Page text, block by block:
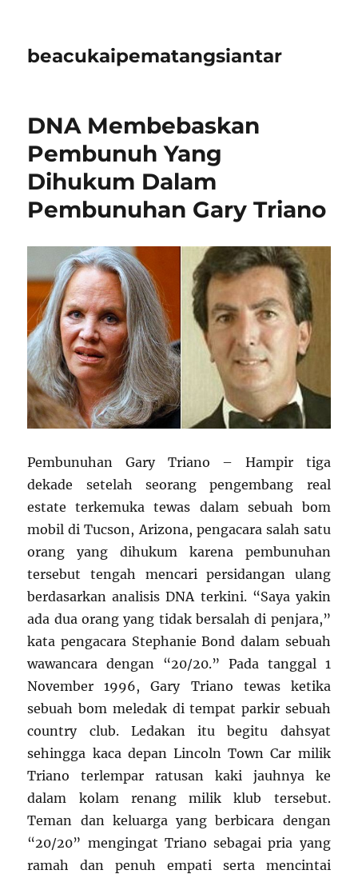
beacukaipematangsiantar
DNA Membebaskan
Pembunuh Yang
Dihukum Dalam
Pembunuhan Gary Triano
Pembunuhan Gary Triano – Hampir tiga
dekade setelah seorang pengembang real
estate terkemuka tewas dalam sebuah bom
mobil di Tucson, Arizona, pengacara salah satu
orang yang dihukum karena pembunuhan
tersebut tengah mencari persidangan ulang
berdasarkan analisis DNA terkini. “Saya yakin
ada dua orang yang tidak bersalah di penjara,”
kata pengacara Stephanie Bond dalam sebuah
wawancara dengan “20/20.” Pada tanggal 1
November 1996, Gary Triano tewas ketika
sebuah bom meledak di tempat parkir sebuah
country club. Ledakan itu begitu dahsyat
sehingga kaca depan Lincoln Town Car milik
Triano terlempar ratusan kaki jauhnya ke
dalam kolam renang milik klub tersebut.
Teman dan keluarga yang berbicara dengan
“20/20” mengingat Triano sebagai pria yang
ramah dan penuh empati serta mencintai